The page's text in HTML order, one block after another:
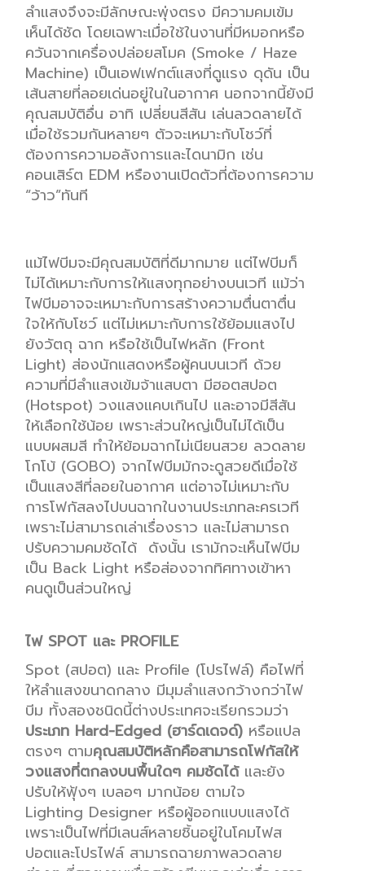
ลำแสงจึงจะมีลักษณะพุ่งตรง มีความคมเข้ม
เห็นได้ชัด โดยเฉพาะเมื่อใช้ในงานที่มีหมอกหรือ
ควันจากเครื่องปล่อยสโมค (Smoke / Haze
Machine) เป็นเอฟเฟกต์แสงที่ดูแรง ดุดัน เป็น
เส้นสายที่ลอยเด่นอยู่ในในอากาศ นอกจากนี้ยังมี
คุณสมบัติอื่น อาทิ เปลี่ยนสีสัน เล่นลวดลายได้
เมื่อใช้รวมกันหลายๆ ตัวจะเหมาะกับโชว์ที่
ต้องการความอลังการและไดนามิก เช่น
คอนเสิร์ต EDM หรืองานเปิดตัวที่ต้องการความ
“ว้าว”ทันที
แม้ไฟบีมจะมีคุณสมบัติที่ดีมากมาย แต่ไฟบีมก็
ไม่ได้เหมาะกับการให้แสงทุกอย่างบนเวที แม้ว่า
ไฟบีมอาจจะเหมาะกับการสร้างความตื่นตาตื่น
ใจให้กับโชว์ แต่ไม่เหมาะกับการใช้ย้อมแสงไป
ยังวัตถุ ฉาก หรือใช้เป็นไฟหลัก (Front
Light) ส่องนักแสดงหรือผู้คนบนเวที ด้วย
ความที่มีลำแสงเข้มจ้าแสบตา มีฮอตสปอต
(Hotspot) วงแสงแคบเกินไป และอาจมีสีสัน
ให้เลือกใช้น้อย เพราะส่วนใหญ่เป็นไม่ได้เป็น
แบบผสมสี ทำให้ย้อมฉากไม่เนียนสวย ลวดลาย
โกโบ้ (GOBO) จากไฟบีมมักจะดูสวยดีเมื่อใช้
เป็นแสงสีที่ลอยในอากาศ แต่อาจไม่เหมาะกับ
การโฟกัสลงไปบนฉากในงานประเภทละครเวที
เพราะไม่สามารถเล่าเรื่องราว และไม่สามารถ
ปรับความคมชัดได้ ดังนั้น เรามักจะเห็นไฟบีม
เป็น Back Light หรือส่องจากทิศทางเข้าหา
คนดูเป็นส่วนใหญ่
ไฟ SPOT และPROFILE
Spot (สปอต) และ Profile (โปรไฟล์) คือไฟที่
ให้ลำแสงขนาดกลาง มีมุมลำแสงกว้างกว่าไฟ
บีม ทั้งสองชนิดนี้ต่างประเทศจะเรียกรวมว่า
ประเภท Hard-Edged (ฮาร์ดเดจด์) หรือแปล
ตรงๆ ตามคุณสมบัติหลักคือสามารถโฟกัสให้
วงแสงที่ตกลงบนพื้นใดๆ คมชัดได้และยัง
ปรับให้ฟุ้งๆ เบลอๆ มากน้อย ตามใจ
Lighting Designer หรือผู้ออกแบบแสงได้
เพราะเป็นไฟที่มีเลนส์หลายชิ้นอยู่ในโคมไฟส
ปอตและโปรไฟล์ สามารถฉายภาพลวดลาย